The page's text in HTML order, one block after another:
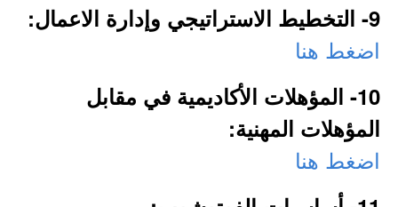
9- التخطيط الاستراتيجي وإدارة الاعمال:
اضغط هنا
10- المؤهلات الأكاديمية في مقابل
المؤهلات المهنية:
اضغط هنا